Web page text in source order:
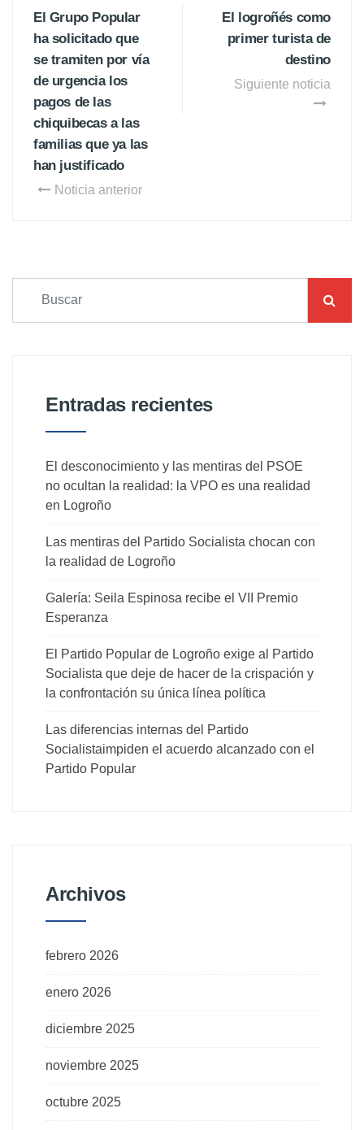
El Grupo Popular
ha solicitado que
se tramiten por vía
de urgencia los
pagos de las
chiquibecas a las
familias que ya las
han justificado
Noticia anterior
El logroñés como
primer turista de
destino
Siguiente noticia
Entradas recientes
El desconocimiento y las mentiras del PSOE
no ocultan la realidad: la VPO es una realidad
en Logroño
Las mentiras del Partido Socialista chocan con
la realidad de Logroño
Galería: Seila Espinosa recibe el VII Premio
Esperanza
El Partido Popular de Logroño exige al Partido
Socialista que deje de hacer de la crispación y
la confrontación su única línea política
Las diferencias internas del Partido
Socialistaimpiden el acuerdo alcanzado con el
Partido Popular
Archivos
febrero 2026
enero 2026
diciembre 2025
noviembre 2025
octubre 2025